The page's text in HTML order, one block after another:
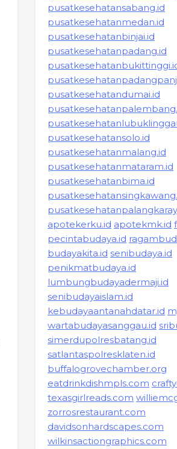
pusatkesehatansabang.id
pusatkesehatanmedan.id
pusatkesehatanbinjai.id
pusatkesehatanpadang.id
pusatkesehatandumai.id
pusatkesehatansolo.id
pusatkesehatanmalang.id
pusatkesehatanmataram.id
pusatkesehatanbima.id
apotekerku.id apotekmk.id
pecintabudaya.id
budayakita.id senibudaya.id
penikmatbudaya.id
lumbungbudayadermaji.id
senibudayaislam.id
kebudayaantanahdatar.id
wartabudayasanggau.id
simerdupolresbatang.id
satlantaspolresklaten.id
buffalogrovechamber.org
eatdrinkdishmpls.com
texasgirlreads.com
zorrosrestaurant.com
davidsonhardscapes.com
wilkinsactiongraphics.com